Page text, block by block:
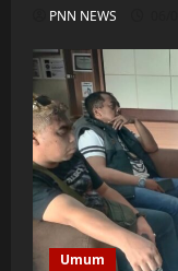
PNN NEWS
Umum